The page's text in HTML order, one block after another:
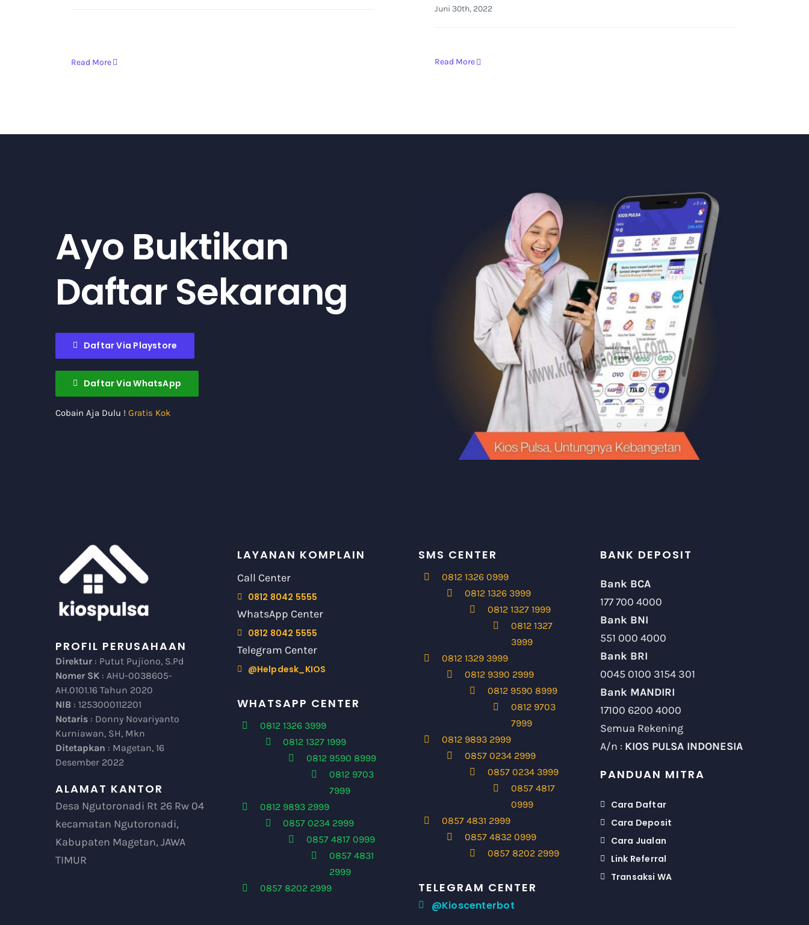
Read More
Juni 30th, 2022
Read More
Ayo Buktikan
Daftar Sekarang
Daftar Via Playstore
Daftar Via WhatsApp
Cobain Aja Dulu ! Gratis Kok
PROFIL PERUSAHAAN
Direktur : Putut Pujiono, S.Pd
Nomer SK : AHU-0038605-
AH.0101.16 Tahun 2020
NIB: 1253000112201
Notaris: Donny Novariyanto
Kurniawan, SH, Mkn
Ditetapkan : Magetan, 16
Desember 2022
ALAMAT KANTOR
Desa Ngutoronadi Rt 26 Rw 04
kecamatan Ngutoronadi,
Kabupaten Magetan, JAWA
TIMUR
LAYANAN KOMPLAIN
Call Center
0812 8042 5555
WhatsApp Center
0812 8042 5555
Telegram Center
@Helpdesk_KIOS
WHATSAPP CENTER
0812 1326 3999
0812 1327 1999
0812 9590 8999
0812 9703
7999
0812 9893 2999
0857 0234 2999
0857 4817 0999
0857 4831
2999
0857 8202 2999
SMS CENTER
0812 1326 0999
0812 1326 3999
0812 1327 1999
0812 1327
3999
0812 1329 3999
0812 9390 2999
0812 9590 8999
0812 9703
7999
0812 9893 2999
0857 0234 2999
0857 0234 3999
0857 4817
0999
0857 4831 2999
0857 4832 0999
0857 8202 2999
TELEGRAM CENTER
@Kioscenterbot
BANK DEPOSIT
Bank BCA
177 700 4000
Bank BNI
551 000 4000
Bank BRI
0045 0100 3154 301
Bank MANDIRI
17100 6200 4000
Semua Rekening
A/n : KIOS PULSA INDONESIA
PANDUAN MITRA
Cara Daftar
Cara Deposit
Cara Jualan
Link Referral
Transaksi WA